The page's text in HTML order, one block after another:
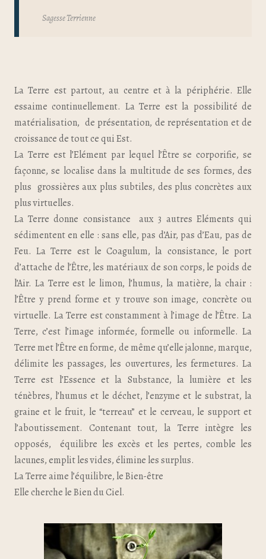
Sagesse Terrienne
La Terre est partout, au centre et à la périphérie. Elle
essaime continuellement. La Terre est la possibilité de
matérialisation, de présentation, de représentation et de
croissance de tout ce qui Est.
La Terre est l’Elément par lequel l’Être se corporifie, se
façonne, se localise dans la multitude de ses formes, des
plus grossières aux plus subtiles, des plus concrètes aux
plus virtuelles.
La Terre donne consistance aux 3 autres Eléments qui
sédimentent en elle : sans elle, pas d’Air, pas d’Eau, pas de
Feu. La Terre est le Coagulum, la consistance, le port
d’attache de l’Être, les matériaux de son corps, le poids de
l’Air. La Terre est le limon, l’humus, la matière, la chair :
l’Être y prend forme et y trouve son image, concrète ou
virtuelle. La Terre est constamment à l’image de l’Être. La
Terre, c’est l’image informée, formelle ou informelle. La
Terre met l’Être en forme, de même qu’elle jalonne, marque,
délimite les passages, les ouvertures, les fermetures. La
Terre est l’Essence et la Substance, la lumière et les
ténèbres, l’humus et le déchet, l’enzyme et le substrat, la
graine et le fruit, le “terreau” et le cerveau, le support et
l’aboutissement. Contenant tout, la Terre intègre les
opposés, équilibre les excès et les pertes, comble les
lacunes, emplit les vides, élimine les surplus.
La Terre aime l’équilibre, le Bien-être
Elle cherche le Bien du Ciel.